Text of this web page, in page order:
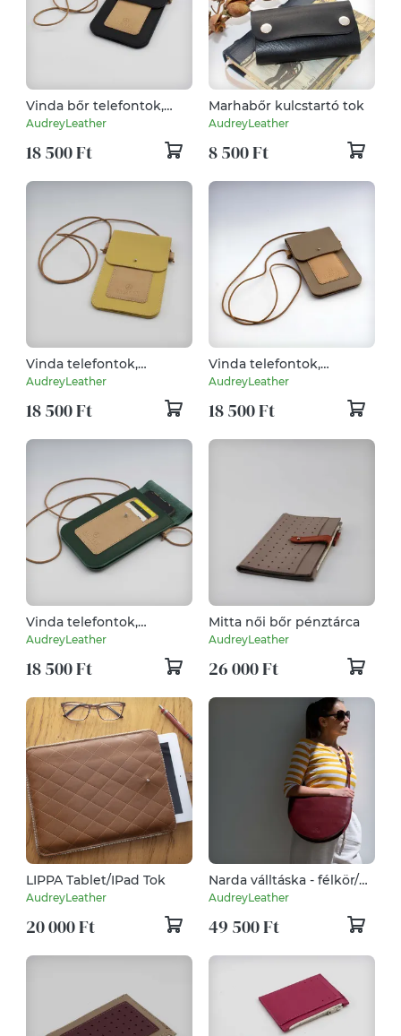
Vinda bőr telefontok,
kártyatartó, kistáska
fekete
AudreyLeather
18 500 Ft
Marhabőr kulcstartó tok
AudreyLeather
8 500 Ft
Vinda telefontok,
kártyatartó kistáska
AudreyLeather
18 500 Ft
Vinda telefontok,
kártyatartó kistáska
beige
AudreyLeather
18 500 Ft
Vinda telefontok,
kártyatartó kistáska zöld
AudreyLeather
18 500 Ft
Mitta női bőr pénztárca
AudreyLeather
26 000 Ft
LIPPA Tablet/IPad Tok
AudreyLeather
20 000 Ft
Narda válltáska - félkör/
félhold
AudreyLeather
49 500 Ft